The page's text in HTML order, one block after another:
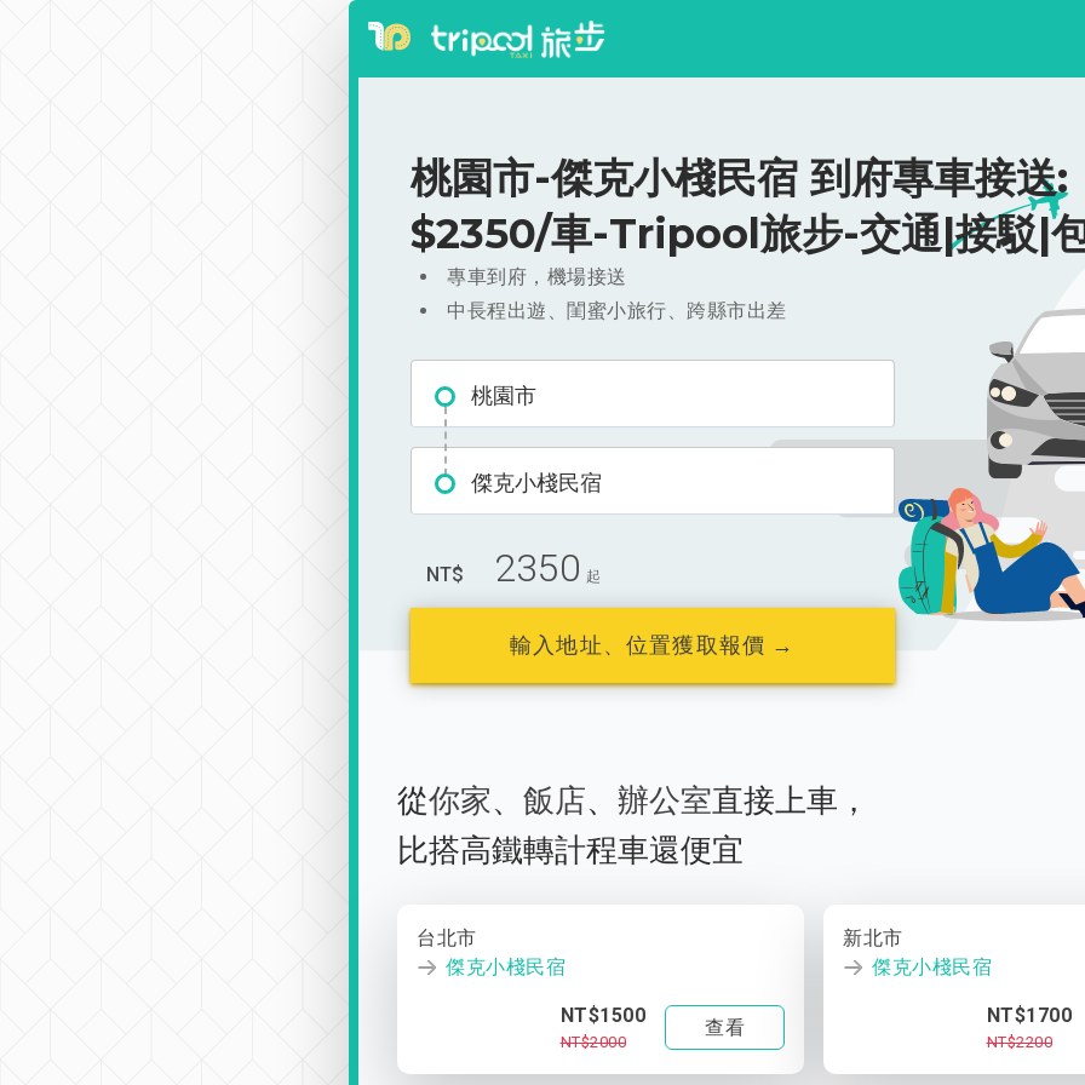
桃園市-傑克小棧民宿 到府專車接送:
$2350/車-Tripool旅步-交通|接駁|
專車到府，機場接送
中長程出遊、閨蜜小旅行、跨縣市出差
桃園市
傑克小棧民宿
NT$ 2350 起
輸入地址、位置獲取報價 →
從你家、 飯店、 辦公室直接上車，
比搭高鐵轉計程車還便宜
台北市
傑克小棧民宿
NT$1500
NT$2000
查看
新北市
傑克小棧民宿
NT$1700
NT$2200